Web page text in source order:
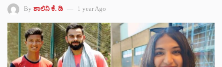
By ಶಾಲಿನಿ ಕೆ. ಡಿ 1 year Ago